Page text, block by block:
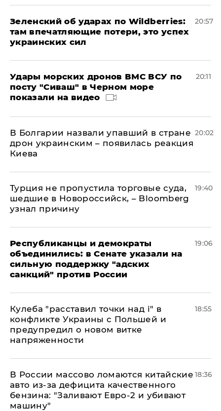
Зеленский об ударах по Wildberries:
там впечатляющие потери, это успех
украинских сил
20:57
Удары морских дронов ВМС ВСУ по
посту "Сиваш" в Черном море
показали на видео
20:11
В Болгарии назвали упавший в стране
дрон украинским – появилась реакция
Киева
20:02
Турция не пропустила торговые суда,
шедшие в Новороссийск, – Bloomberg
узнал причину
19:40
Республиканцы и демократы
объединились: в Сенате указали на
сильную поддержку "адских
санкций" против России
19:06
Кулеба "расставил точки над і" в
конфликте Украины с Польшей и
предупредил о новом витке
напряженности
18:55
В России массово ломаются китайские
авто из-за дефицита качественного
бензина: "Заливают Евро-2 и убивают
машину"
18:36